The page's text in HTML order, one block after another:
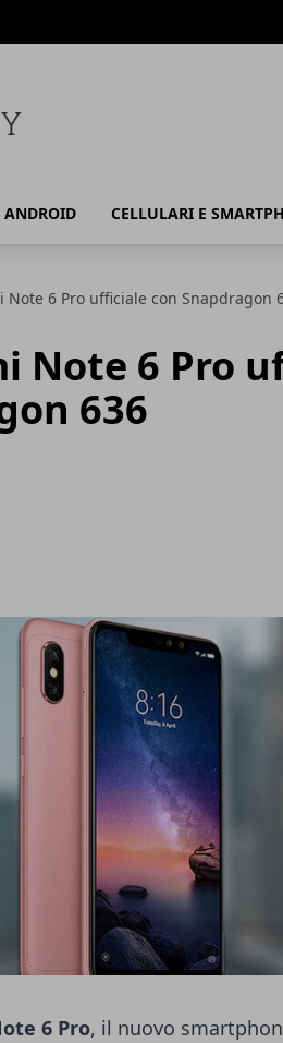
ANDROID CELLULARI E
Note 6 Pro ufficiale con Snapdragon
Note 6 Pro
636
6 Pro, il nuovo